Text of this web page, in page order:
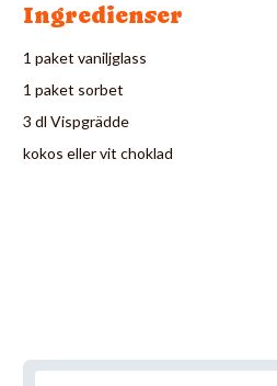
Ingredienser
1 paket vaniljglass
1 paket sorbet
3 dl Vispgrädde
kokos eller vit choklad